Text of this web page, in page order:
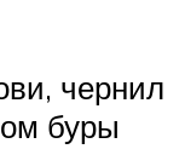
чернил
буры